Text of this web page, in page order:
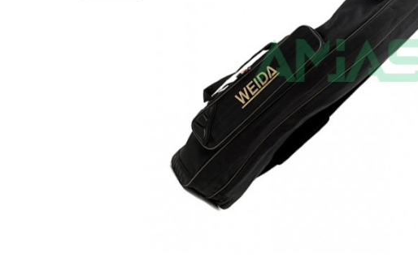
Снаряжение (69)
Корма и наживки (0)
Рыболовные сети (99)
Зимние снасти (126)